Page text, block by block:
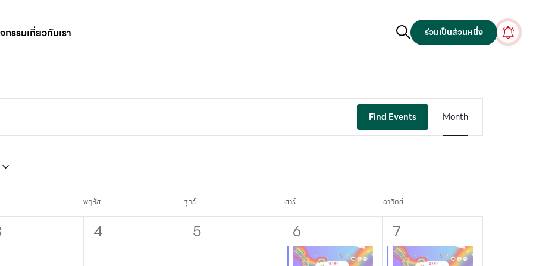
กรรมเกี่ยวกับเรา ร่วมเป็นส่วนหนึ่ง
Find Events
Views
Navigation
Month
พฤหัส ศุกร์ เสาร์ อาทิตย์
0
4
0
5
1
event,
6
1
event,
7